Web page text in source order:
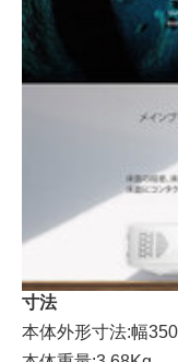
寸法
本体外形寸法:幅